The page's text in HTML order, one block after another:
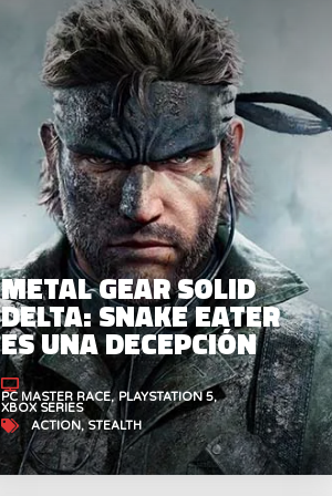
METAL GEAR SOLID
DELTA: SNAKE EATER
ES UNA DECEPCIÓN
PC MASTER RACE PLAYSTATION 5
XBOX SERIES
ACTION STEALTH